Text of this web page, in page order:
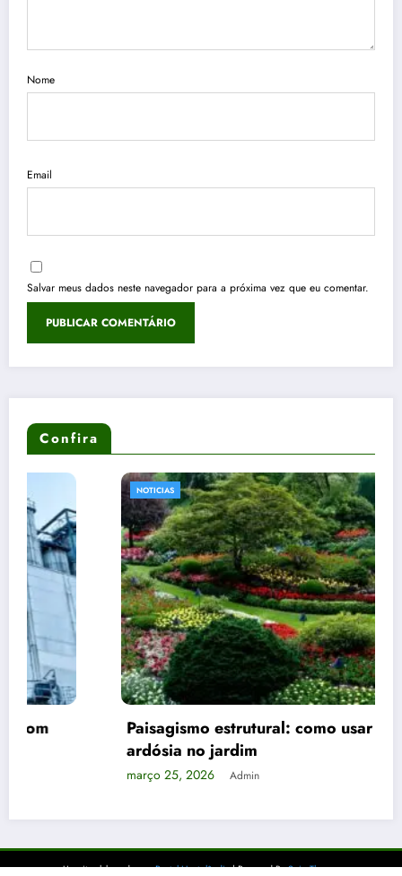
Nome
Email
Salvar meus dados neste navegador para a próxima vez que eu comentar.
Confira
Paisagismo estrutural: como usar pedras e
ardósia no jardim
Admin
Um site elaborado porPortal Hortolândia| Powered BySpiceThemes